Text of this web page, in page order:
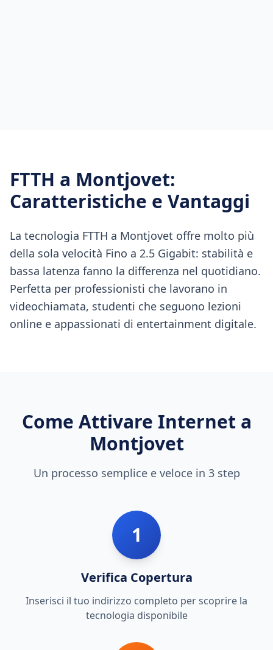
FTTH a Montjovet:
Caratteristiche e Vantaggi
La tecnologia FTTH a Montjovet offre molto più
della sola velocità Fino a 2.5 Gigabit: stabilità e
bassa latenza fanno la differenza nel quotidiano.
Perfetta per professionisti che lavorano in
videochiamata, studenti che seguono lezioni
online e appassionati di entertainment digitale.
Come Attivare Internet a
Montjovet
Un processo semplice e veloce in 3 step
1
Verifica Copertura
Inserisci il tuo indirizzo completo per scoprire la
tecnologia disponibile